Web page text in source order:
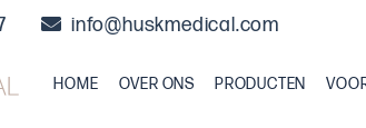
info@huskmedical.com
HOME OVER ONS PRODUCTEN